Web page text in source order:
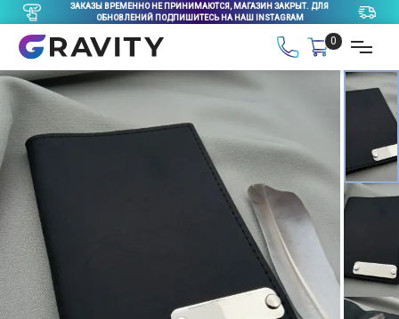
ЗАКАЗЫ ВРЕМЕННО НЕ ПРИНИМАЮТСЯ, МАГАЗИН ЗАКРЫТ. ДЛЯ
ОБНОВЛЕНИЙ ПОДПИШИТЕСЬ НА НАШ INSTAGRAM
0